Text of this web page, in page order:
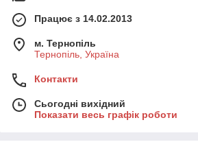
Працює з 14.02.2013
м. Тернопіль
Тернопіль, Україна
Контакти
Сьогодні вихідний
Показати весь графік роботи